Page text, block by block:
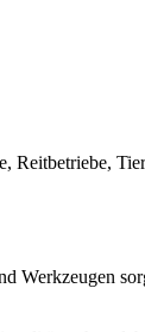
Werkzeugen